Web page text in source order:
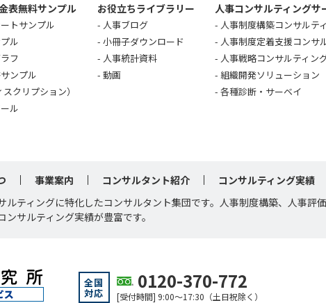
表無料サンプル
トサンプル
ル
フ
ンプル
スクリプション）
ル
お役立ちライブラリー
人事ブログ
小冊子ダウンロード
人事統計資料
動画
人事コンサルティングサ
人事制度構築コンサルテ
人事制度定着支援コンサ
人事戦略コンサルティン
組織開発ソリューション
各種診断・サーベイ
事業案内 コンサルタント紹介 コンサルティング実績
ルティングに特化したコンサルタント集団です。人事制度構築、人事評価
サルティング実績が豊富です。
全国
対応
0120-370-772
[受付時間] 9:00～17:30（土日祝除く）